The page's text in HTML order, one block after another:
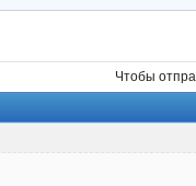
Чтобы